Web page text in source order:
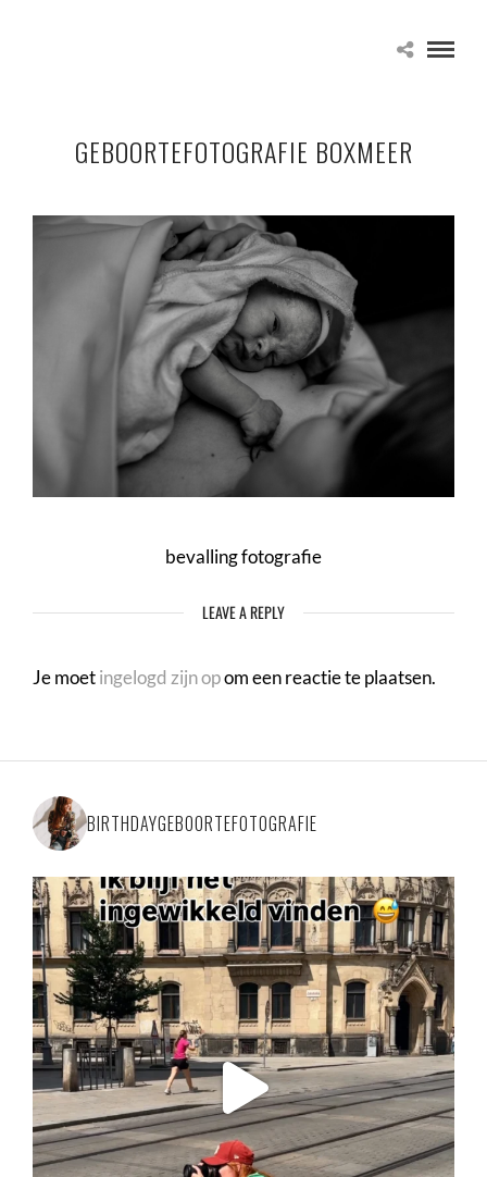
GEBOORTEFOTOGRAFIE BOXMEER
bevalling fotografie
LEAVE A REPLY
Je moetingelogd zijn opom een reactie te plaatsen.
BIRTHDAYGEBOORTEFOTOGRAFIE